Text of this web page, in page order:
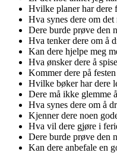
Hvilke planer har dere
Hva synes dere om
Dere burde prøve den
Hva tenker dere om å
Kan dere hjelpe meg
Hva ønsker dere å
Kommer dere på
Hvilke bøker har dere
Dere må ikke glemme
Hva synes dere om å
Kjenner dere noen
Hva vil dere gjøre i
Dere burde prøve den
Kan dere anbefale en